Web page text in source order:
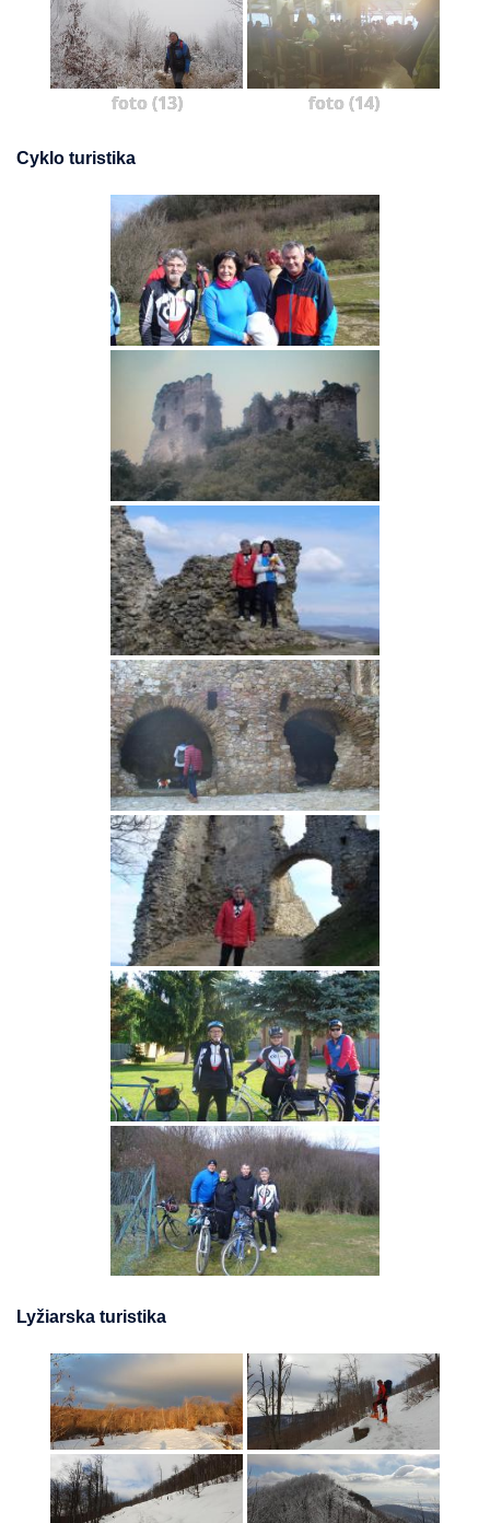
foto (13) foto (14)
Cyklo turistika
Lyžiarska turistika